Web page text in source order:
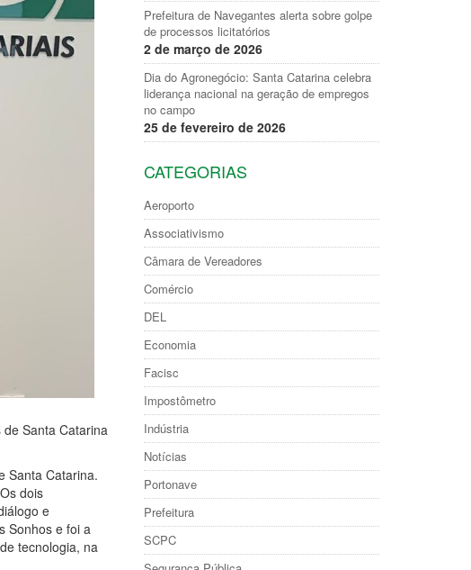
Santa Catarina
Santa Catarina.
dois
e
Sonhos e foi a
tecnologia, na
Prefeitura de Navegantes alerta sobre golpe
de processos licitatórios
2 de março de 2026
Dia do Agronegócio: Santa Catarina celebra
liderança nacional na geração de empregos
no campo
25 de fevereiro de 2026
CATEGORIAS
Aeroporto
Associativismo
Câmara de Vereadores
Comércio
DEL
Economia
Facisc
Impostômetro
Indústria
Notícias
Portonave
Prefeitura
SCPC